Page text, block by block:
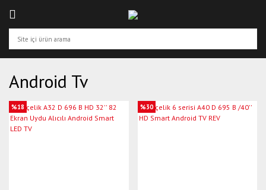
Android Tv
%18 %30